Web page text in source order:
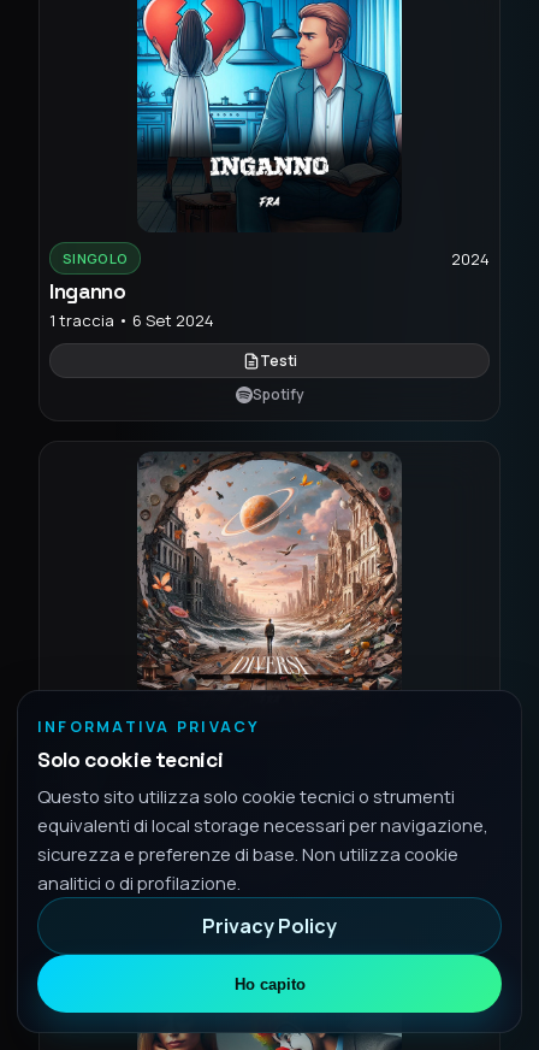
SINGOLO 2024
Inganno
1 traccia • 6 Set 2024
Testi
Spotify
Diversi
1 traccia • 16 Ago 2024
INFORMATIVA PRIVACY
Solo cookie tecnici
Questo sito utilizza solo cookie tecnici o strumenti
equivalenti di local storage necessari per navigazione,
sicurezza e preferenze di base. Non utilizza cookie
analitici o di profilazione.
Privacy Policy
Ho capito